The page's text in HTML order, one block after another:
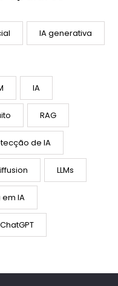
IA generativa
IA
RAG
de IA
LLMs
IA